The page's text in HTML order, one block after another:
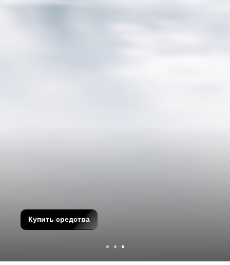
Выбрать товары
Купить средства